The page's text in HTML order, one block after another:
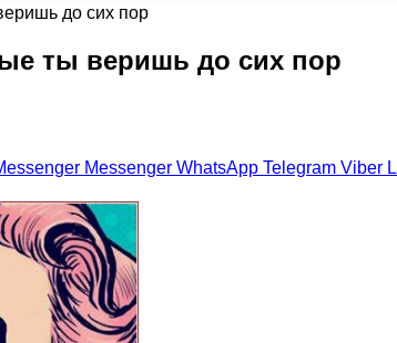
до сих пор
ты веришь до сих пор
Messenger WhatsApp Telegram Viber